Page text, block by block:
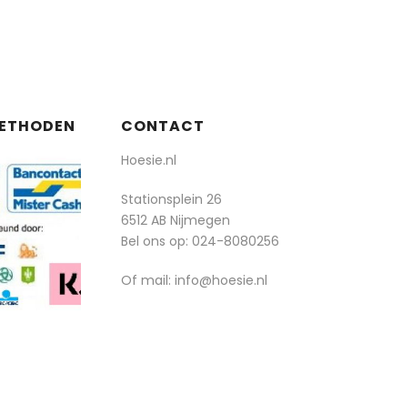
CONTACT
Hoesie.nl
Stationsplein 26
6512 AB Nijmegen
Bel ons op: 024-8080256
Of mail: info@hoesie.nl